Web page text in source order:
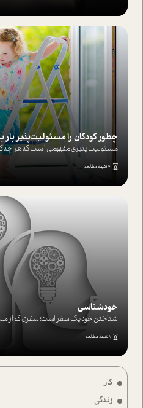
کار
زندگی
چطور کودکان را مسئولیت‌پذیر بار
مسئولیت پذیری مفهومی ا ست که هر چه
4 دقیقه مطالعه
خودشناسی
شناختن خود یک سفر است؛ سفری که از
1 دقیقه مطالعه